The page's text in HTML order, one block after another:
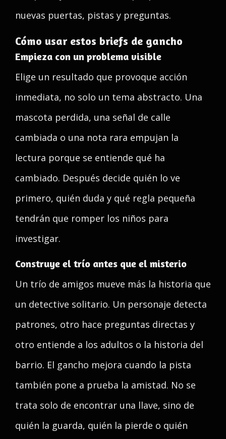
nuevas puertas, pistas y preguntas.
Cómo usar estos briefs de gancho
Empieza con un problema visible
Elige un resultado que provoque acción
inmediata, no solo un tema abstracto. Una
mascota perdida, una señal de calle
cambiada o una nota rara empujan la
lectura porque se entiende qué ha
cambiado. Después decide quién lo ve
primero, quién duda y qué regla pequeña
tendrán que romper los niños para
investigar.
Construye el trío antes que el misterio
Un trío de amigos mueve más la historia que
un detective solitario. Un personaje detecta
patrones, otro hace preguntas directas y
otro entiende a los adultos o la historia del
barrio. El gancho mejora cuando la pista
también pone a prueba la amistad. No se
trata solo de encontrar una llave, sino de
quién la guarda, quién la pierde o quién